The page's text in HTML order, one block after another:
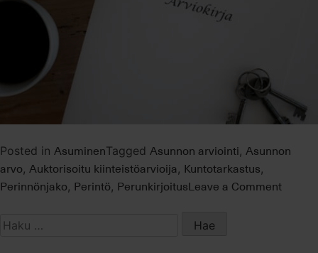
Posted in AsuminenTagged Asunnon arviointi, Asunnon
arvo, Auktorisoitu kiinteistöarvioija, Kuntotarkastus,
Perinnönjako, Perintö, PerunkirjoitusLeave a Commenton
Haku: